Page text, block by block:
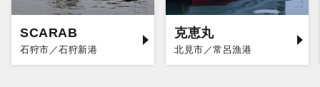
SCARAB
石狩市／石狩新港
克恵丸
北見市／常呂漁港